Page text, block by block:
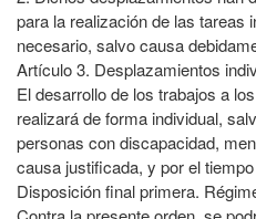
para la realización de las tareas
necesario, salvo causa
Artículo 3. Desplazamientos
El desarrollo de los trabajos a
realizará de forma individual,
personas con discapacidad,
causa justificada, y por el
Disposición final primera.